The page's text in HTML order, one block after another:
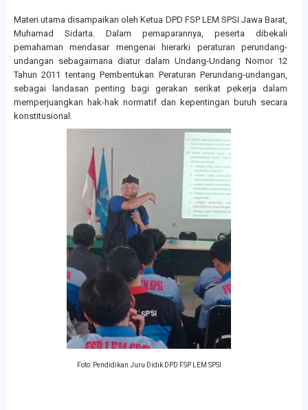
Materi utama disampaikan oleh Ketua DPD FSP LEM SPSI Jawa Barat,
Muhamad Sidarta. Dalam pemaparannya, peserta dibekali
pemahaman mendasar mengenai hierarki peraturan perundang-
undangan sebagaimana diatur dalam Undang-Undang Nomor 12
Tahun 2011 tentang Pembentukan Peraturan Perundang-undangan,
sebagai landasan penting bagi gerakan serikat pekerja dalam
memperjuangkan hak-hak normatif dan kepentingan buruh secara
konstitusional.
Foto: Pendidikan Juru Didik DPD FSP LEM SPSI